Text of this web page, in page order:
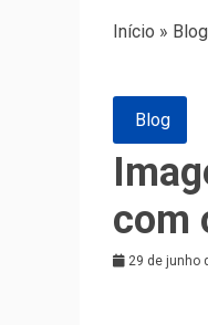
Início » Blog
Blog
com
29 de junho